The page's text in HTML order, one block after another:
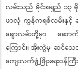
လမ်းသည် မိုင်အရှည် ၁၃ မို
ဖာလုံ ကွန်ကရစ်လမ်းနှင့်
ချောလမ်းတို့မှာ ဆောက်
ကြောင်း၊ အိုးကွဲမှ ဆင်
ကျေးလက်ဖွံ့ဖြိုးရေးဝန်ကြီ